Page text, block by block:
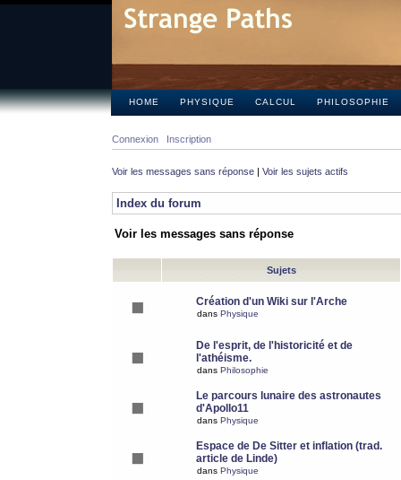
HOME PHYSIQUE CALCUL PHILOSOPHIE
Connexion Inscription
Voir les messages sans réponse | Voir les sujets actifs
Index du forum
Voir les messages sans réponse
Sujets
Création d'un Wiki sur l'Arche
dans Physique
De l'esprit, de l'historicité et de
l'athéisme.
dans Philosophie
Le parcours lunaire des astronautes
d'Apollo11
dans Physique
Espace de De Sitter et inflation (trad.
article de Linde)
dans Physique